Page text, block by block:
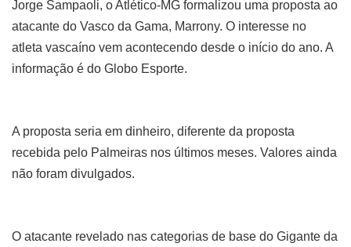
Jorge Sampaoli, o Atlético-MG formalizou uma proposta ao
atacante do Vasco da Gama, Marrony. O interesse no
atleta vascaíno vem acontecendo desde o início do ano. A
informação é do Globo Esporte.
A proposta seria em dinheiro, diferente da proposta
recebida pelo Palmeiras nos últimos meses. Valores ainda
não foram divulgados.
O atacante revelado nas categorias de base do Gigante da